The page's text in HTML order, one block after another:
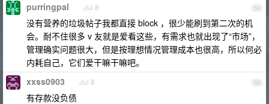
58
purringpal Jul 8
没有营养的垃圾帖子我都直接 block ，很少能刷到第二次的机
会。耐不住很多 v 友就是爱看这些，有需求也就出现了“市场”，
管理确实问题很大，但是按理想情况管理成本也很高，所以何必
内耗自己，它们爱干嘛干嘛吧。
59
xxss0903 Jul 8
有存款没负债